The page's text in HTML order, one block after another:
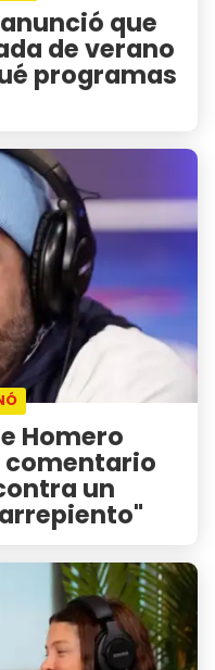
que
de verano
programas
Homero
un